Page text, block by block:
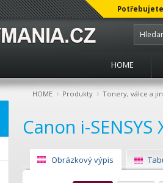
HOME
HOME › Produkty › Tonery, válce a
Canon i-SENSYS
Obrázkový výpis